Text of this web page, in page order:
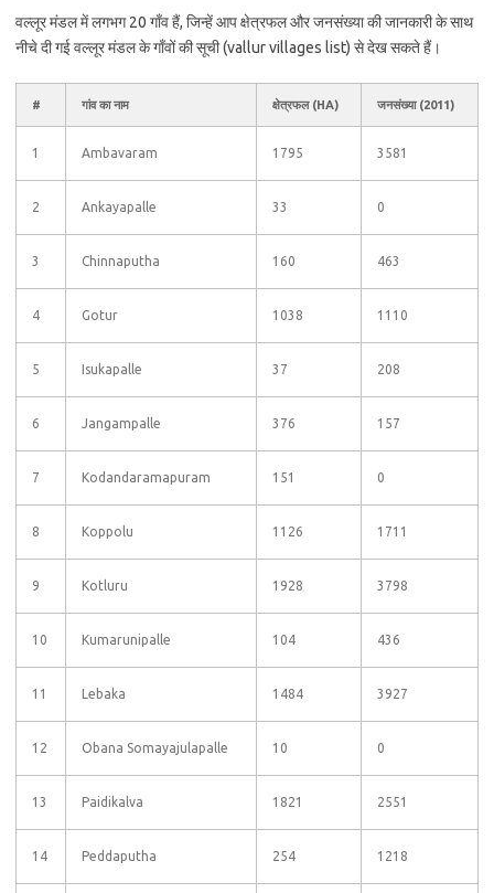
वल्लूर मंडल में लगभग 20 गाँव हैं, जिन्हें आप क्षेत्रफल और जनसंख्या की जानकारी के साथ
नीचे दी गई वल्लूर मंडल के गाँवों की सूची (vallur villages list) से देख सकते हैं।
# गांव का नाम क्षेत्रफल (HA) जनसंख्या (2011)
1 Ambavaram 1795 3581
2 Ankayapalle 33 0
3 Chinnaputha 160 463
4 Gotur 1038 1110
5 Isukapalle 37 208
6 Jangampalle 376 157
7 Kodandaramapuram 151 0
8 Koppolu 1126 1711
9 Kotluru 1928 3798
10 Kumarunipalle 104 436
11 Lebaka 1484 3927
12 Obana Somayajulapalle 10 0
13 Paidikalva 1821 2551
14 Peddaputha 254 1218